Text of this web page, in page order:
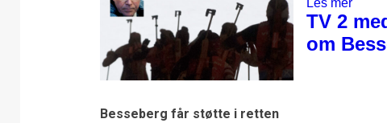
Besseberg får støtte i retten